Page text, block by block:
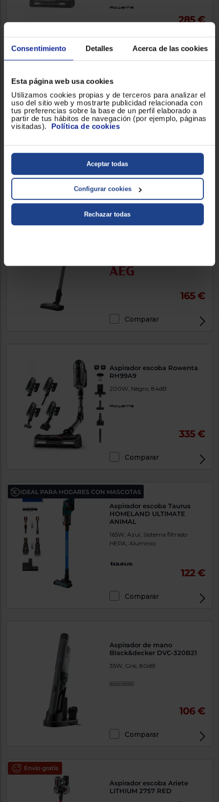
Consentimiento Detalles Acerca de las cookies
Esta página web usa cookies
Utilizamos cookies propias y de terceros para analizar el
uso del sitio web y mostrarte publicidad relacionada con
tus preferencias sobre la base de un perfil elaborado a
partir de tus hábitos de navegación (por ejemplo, páginas
visitadas). Política de cookies
Aceptar todas
Configurar cookies
Rechazar todas
285 €
Aspirador escoba LG A9K-
LITE1C KOMPRESSOR
Filtración, 220W, Beige, 84dB,
Telescópico
233 €
Comparar
165 €
Comparar
Aspirador escoba Rowenta
RH99A9
200W, Negro, 84dB
335 €
Comparar
IDEAL PARA HOGARES CON MASCOTAS
Aspirador escoba Taurus
HOMELAND ULTIMATE
ANIMAL
165W, Azul, Sistema filtrado
HEPA, Aluminio
122 €
Comparar
Aspirador de mano
Black&decker DVC-320B21
35W, Gris, 80dB
106 €
Comparar
Envío gratis
Aspirador escoba Ariete
LITHIUM 2757 RED